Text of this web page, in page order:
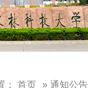
： 首页 » 通知公告